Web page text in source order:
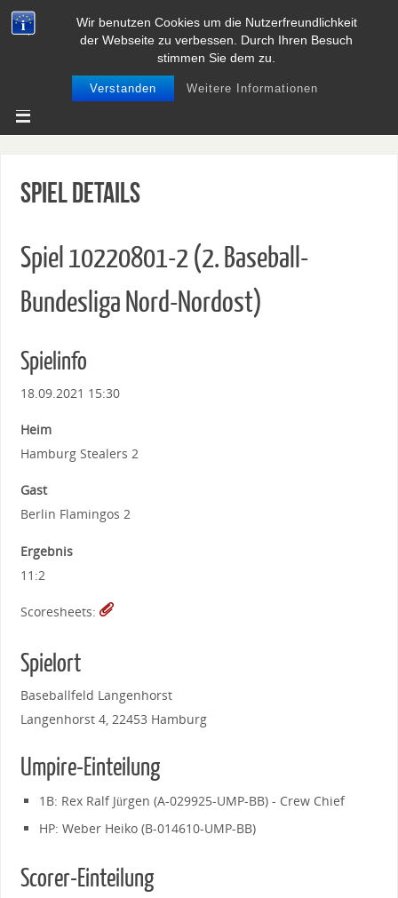
Wir benutzen Cookies um die Nutzerfreundlichkeit
der Webseite zu verbessen. Durch Ihren Besuch
stimmen Sie dem zu.
Verstanden Weitere Informationen
BASEBALL UND SOFTBALL IN
NIEDERSACHSEN
Spiel Details
Spiel 10220801-2 (2. Baseball-
Bundesliga Nord-Nordost)
Spielinfo
18.09.2021 15:30
Heim
Hamburg Stealers 2
Gast
Berlin Flamingos 2
Ergebnis
11:2
Scoresheets:
Spielort
Baseballfeld Langenhorst
Langenhorst 4, 22453 Hamburg
Umpire-Einteilung
1B: Rex Ralf Jürgen (A-029925-UMP-BB) - Crew Chief
HP: Weber Heiko (B-014610-UMP-BB)
Scorer-Einteilung